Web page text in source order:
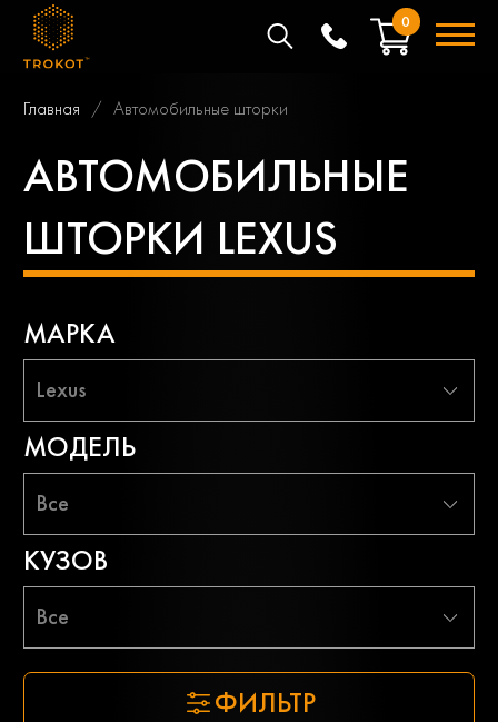
0
Главная Автомобильные шторки
АВТОМОБИЛЬНЫЕ
ШТОРКИ LEXUS
МАРКА
Lexus
МОДЕЛЬ
Все
КУЗОВ
Все
ФИЛЬТР